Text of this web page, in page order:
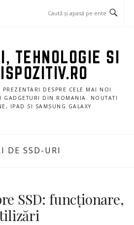
TEHNOLOGIE SI
DESPRE CELE MAI NOI
GADGETURI DIN ROMANIA. NOUTATI
IPAD SI SAMSUNG GALAXY
DE SSD-URI
SSD: funcționare,